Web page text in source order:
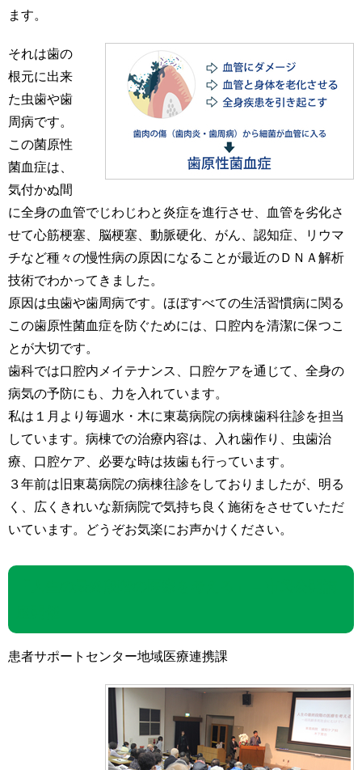
ます。
それは歯の
根元に出来
た虫歯や歯
周病です。
この菌原性
菌血症は、
気付かぬ間
に全身の血管でじわじわと炎症を進行させ、血管を劣化さ
せて心筋梗塞、脳梗塞、動脈硬化、がん、認知症、リウマ
チなど種々の慢性病の原因になることが最近のＤＮＡ解析
技術でわかってきました。
原因は虫歯や歯周病です。ほぼすべての生活習慣病に関る
この歯原性菌血症を防ぐためには、口腔内を清潔に保つこ
とが大切です。
歯科では口腔内メイテナンス、口腔ケアを通じて、全身の
病気の予防にも、力を入れています。
私は１月より毎週水・木に東葛病院の病棟歯科往診を担当
しています。病棟での治療内容は、入れ歯作り、虫歯治
療、口腔ケア、必要な時は抜歯も行っています。
３年前は旧東葛病院の病棟往診をしておりましたが、明る
く、広くきれいな新病院で気持ち良く施術をさせていただ
いています。どうぞお気楽にお声かけください。
患者サポートセンター地域医療連携課